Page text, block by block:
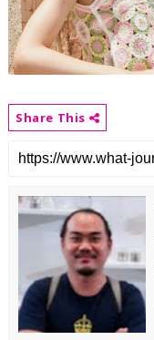
Share This